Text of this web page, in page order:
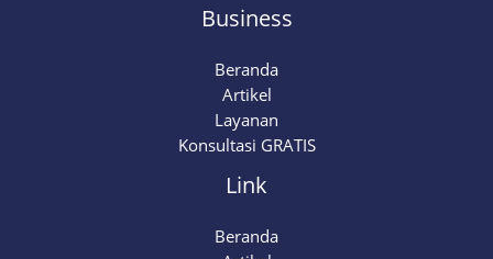
Business
Beranda
Artikel
Layanan
Konsultasi GRATIS
Link
Beranda